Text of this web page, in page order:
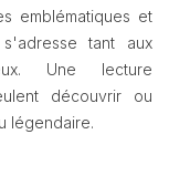
emblématiques et
tant aux
Une lecture
découvrir ou
légendaire.